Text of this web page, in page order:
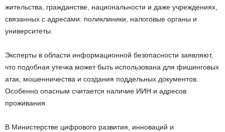
жительства, гражданстве, национальности и даже учреждениях,
связанных с адресами: поликлиники, налоговые органы и
университеты.
Эксперты в области информационной безопасности заявляют,
что подобная утечка может быть использована для фишинговых
атак, мошенничества и создания поддельных документов.
Особенно опасным считается наличие ИИН и адресов
проживания.
В Министерстве цифрового развития, инноваций и